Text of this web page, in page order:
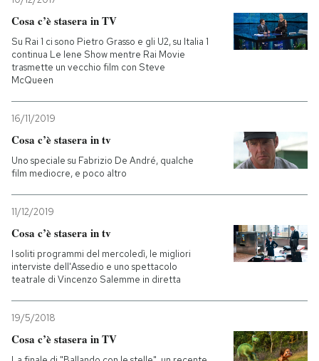
Cosa c’è stasera in TV
Su Rai 1 ci sono Pietro Grasso e gli U2, su Italia 1
continua Le Iene Show mentre Rai Movie
trasmette un vecchio film con Steve
McQueen
16/11/2019
Cosa c’è stasera in tv
Uno speciale su Fabrizio De André, qualche
film mediocre, e poco altro
11/12/2019
Cosa c’è stasera in tv
I soliti programmi del mercoledì, le migliori
interviste dell'Assedio e uno spettacolo
teatrale di Vincenzo Salemme in diretta
19/5/2018
Cosa c’è stasera in TV